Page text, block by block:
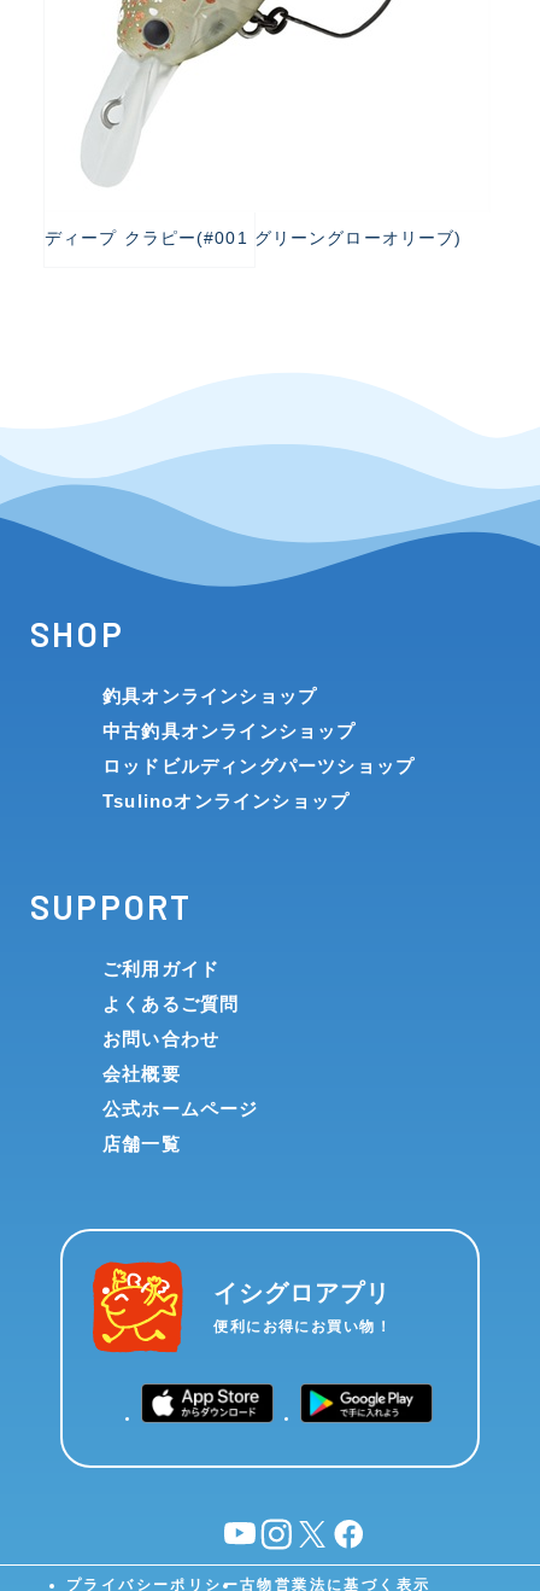
ディープ クラピー(#001 グリーングローオリーブ)
SHOP
釣具オンラインショップ
中古釣具オンラインショップ
ロッドビルディングパーツショップ
Tsulinoオンラインショップ
SUPPORT
ご利用ガイド
よくあるご質問
お問い合わせ
会社概要
公式ホームページ
店舗一覧
イシグロアプリ
便利にお得にお買い物！
YouTubeinstagram
X facebook
プライバシーポリシー古物営業法に基づく表示